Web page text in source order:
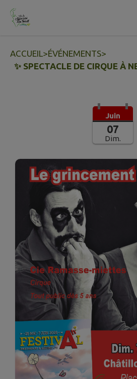
Contenu
ACCUEIL>ÉVÉNEMENTS>
✨ SPECTACLE DE CIRQUE À
Juin
07
Dim.